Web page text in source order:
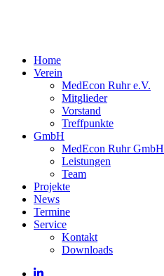
Home
Verein
MedEcon Ruhr e.V.
Mitglieder
Vorstand
Treffpunkte
GmbH
MedEcon Ruhr GmbH
Leistungen
Team
Projekte
News
Termine
Service
Kontakt
Downloads